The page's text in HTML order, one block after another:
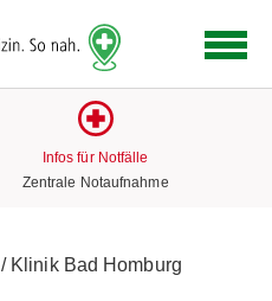
Link
zur
Infos für Notfälle
Zentrale Notaufnahme
/Klinik Bad Homburg